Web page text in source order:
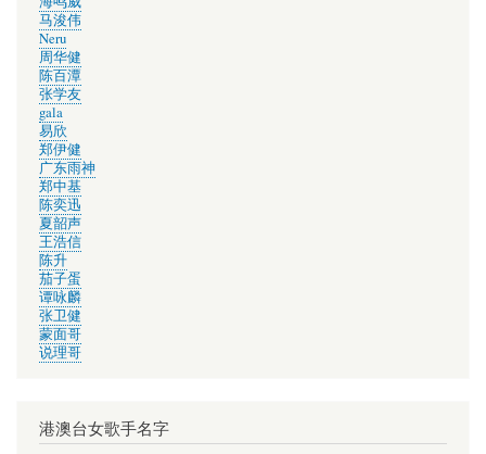
马浚伟
Neru
周华健
陈百潭
张学友
gala
易欣
郑伊健
广东雨神
郑中基
陈奕迅
夏韶声
王浩信
陈升
茄子蛋
谭咏麟
张卫健
蒙面哥
说理哥
港澳台女歌手名字